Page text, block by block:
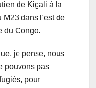
de Kigali à la
dans l’est de
du Congo.
je pense, nous
pouvons pas
pour